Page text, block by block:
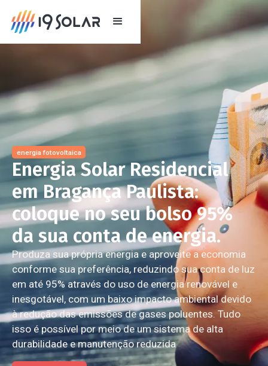
energia fotovoltaica
Energia Solar Residencial
em Bragança Paulista:
coloque no seu bolso 95%
da sua conta de energia.
Produza sua própria energia e aproveite a economia
conforme sua preferência, reduzindo sua conta de luz
em até 95% através do uso de energia renovável e
inesgotável, com um baixo impacto ambiental devido
à redução das emissões de gases poluentes. Tudo
isso é possível por meio de um sistema de alta
durabilidade e manutenção reduzida